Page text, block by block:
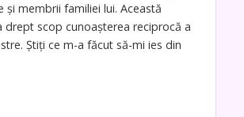
și membrii familiei lui. Această
drept scop cunoașterea reciprocă a
Știți ce m-a făcut să-mi ies din